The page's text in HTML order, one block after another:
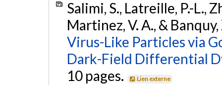
Salimi, S., Latreille, P.-L.,
Martinez, V. A., &
Virus-Like Particles via
Dark-Field Differential
10 pages.
Lien externe